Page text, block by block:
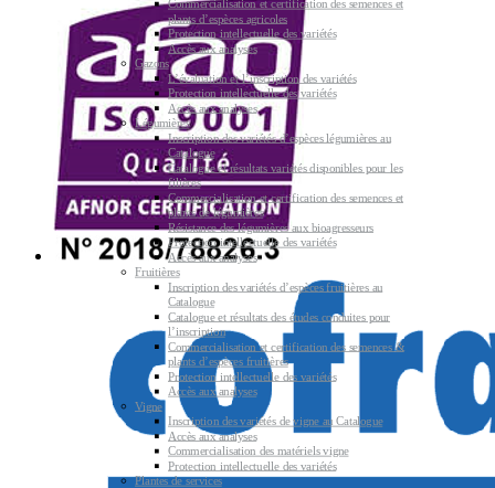
Commercialisation et certification des semences et
plants d’espèces agricoles
Protection intellectuelle des variétés
Accès aux analyses
Gazons
L’évaluation et l’inscription des variétés
Protection intellectuelle des variétés
Accès aux analyses
Légumières
Inscription des variétés d’espèces légumières au
Catalogue
Catalogue et résultats variétés disponibles pour les
filières
Commercialisation et certification des semences et
plants de légumières
Résistance des légumières aux bioagresseurs
Protection intellectuelle des variétés
Accès aux analyses
Fruitières
Inscription des variétés d’espèces fruitières au
Catalogue
Catalogue et résultats des études conduites pour
l’inscription
Commercialisation et certification des semences &
plants d’espèces fruitières
Protection intellectuelle des variétés
Accès aux analyses
Vigne
Inscription des variétés de vigne au Catalogue
Accès aux analyses
Commercialisation des matériels vigne
Protection intellectuelle des variétés
Plantes de services